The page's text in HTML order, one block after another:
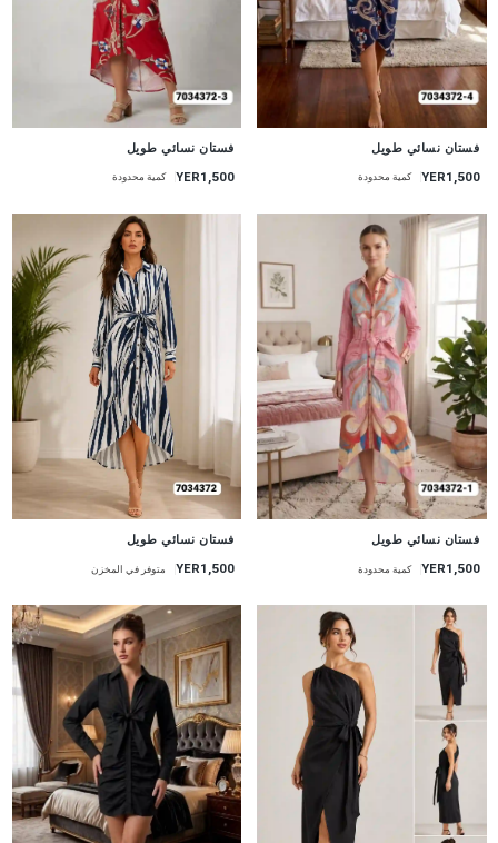
فستان نسائي طويل
YER1,500 كمية محدودة
فستان نسائي طويل
YER1,500 كمية محدودة
فستان نسائي طويل
YER1,500 كمية محدودة
فستان نسائي طويل
YER1,500 متوفر في المخزن